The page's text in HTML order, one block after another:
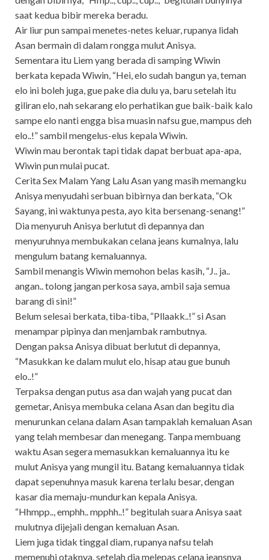
saat kedua bibir mereka beradu.
Air liur pun sampai menetes-netes keluar, rupanya lidah
Asan bermain di dalam rongga mulut Anisya.
Sementara itu Liem yang berada di samping Wiwin
berkata kepada Wiwin, “Hei, elo sudah bangun ya, teman
elo ini boleh juga, gue pake dia dulu ya, baru setelah itu
giliran elo, nah sekarang elo perhatikan gue baik-baik kalo
sampe elo nanti engga bisa muasin nafsu gue, mampus deh
elo..!” sambil mengelus-elus kepala Wiwin.
Wiwin mau berontak tapi tidak dapat berbuat apa-apa,
Wiwin pun mulai pucat.
Cerita Sex Malam Yang Lalu Asan yang masih memangku
Anisya menyudahi serbuan bibirnya dan berkata, “Ok
Sayang, ini waktunya pesta, ayo kita bersenang-senang!”
Dia menyuruh Anisya berlutut di depannya dan
menyuruhnya membukakan celana jeans kumalnya, lalu
mengulum batang kemaluannya.
Sambil menangis Wiwin memohon belas kasih, “J.. ja..
angan.. tolong jangan perkosa saya, ambil saja semua
barang di sini!”
Belum selesai berkata, tiba-tiba, “Pllaakk..!” si Asan
menampar pipinya dan menjambak rambutnya.
Dengan paksa Anisya dibuat berlutut di depannya,
“Masukkan ke dalam mulut elo, hisap atau gue bunuh
elo..!”
Terpaksa dengan putus asa dan wajah yang pucat dan
gemetar, Anisya membuka celana Asan dan begitu dia
menurunkan celana dalam Asan tampaklah kemaluan Asan
yang telah membesar dan menegang. Tanpa membuang
waktu Asan segera memasukkan kemaluannya itu ke
mulut Anisya yang mungil itu. Batang kemaluannya tidak
dapat sepenuhnya masuk karena terlalu besar, dengan
kasar dia memaju-mundurkan kepala Anisya.
“Hhmpp.., emphh.. mpphh..!” begitulah suara Anisya saat
mulutnya dijejali dengan kemaluan Asan.
Liem juga tidak tinggal diam, rupanya nafsu telah
memenuhi otaknya, setelah dia melepas celana jeansnya